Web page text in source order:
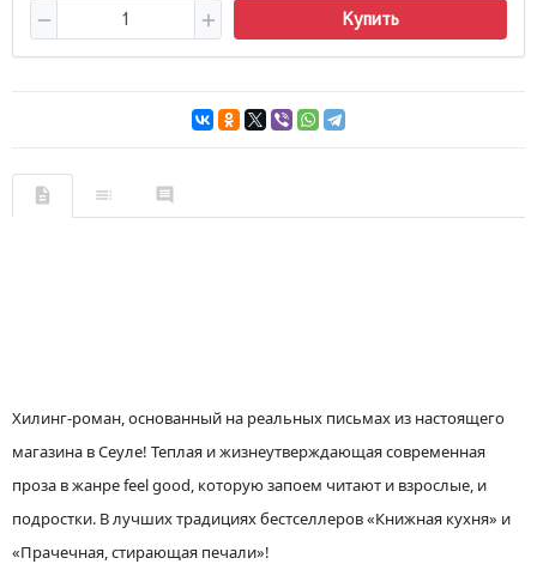
Купить
Хилинг-роман, основанный на реальных письмах из настоящего
магазина в Сеуле! Теплая и жизнеутверждающая современная
проза в жанре feel good, которую запоем читают и взрослые, и
подростки. В лучших традициях бестселлеров «Книжная кухня» и
«Прачечная, стирающая печали»!